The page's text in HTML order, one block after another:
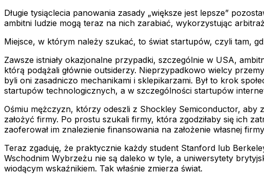
Długie tysiąclecia panowania zasady „większe jest lepsze”
ambitni ludzie mogą teraz na nich zarabiać, wykorzystując
Miejsce, w którym należy szukać, to świat startupów, czyli tam,
Zawsze istniały okazjonalne przypadki, szczególnie w USA,
którą podążali głównie outsiderzy. Nieprzypadkowo wielcy
byli oni zasadniczo mechanikami i sklepikarzami. Był to krok
startupów technologicznych, a w szczególności startupów
Ośmiu mężczyzn, którzy odeszli z Shockley Semiconductor, aby
założyć firmy. Po prostu szukali firmy, która zgodziłaby się ich
zaoferował im znalezienie finansowania na założenie własnej
Teraz zgaduję, że praktycznie każdy student Stanford lub
Wschodnim Wybrzeżu nie są daleko w tyle, a uniwersytety
wiodącym wskaźnikiem. Tak właśnie zmierza świat.